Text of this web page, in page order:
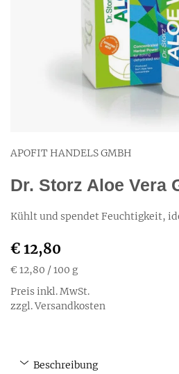
APOFIT HANDELS GMBH
Dr. Storz Aloe Vera
Kühlt und spendet Feuchtigkeit,
€ 12,80
€ 12,80 / 100 g
Preis inkl. MwSt.
zzgl. Versandkosten
Beschreibung